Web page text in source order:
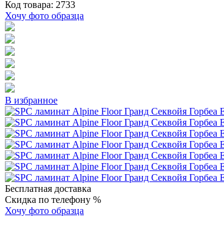
Код товара: 2733
Хочу фото образца
В избранное
Бесплатная доставка
Скидка по телефону %
Хочу фото образца